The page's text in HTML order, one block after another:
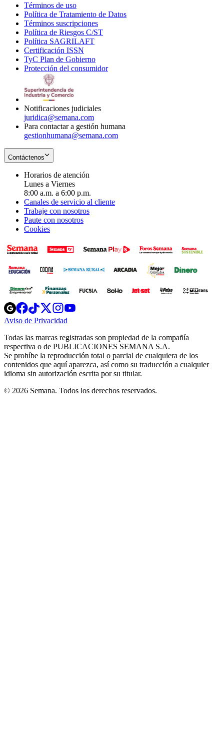
Términos de uso
in
new
window
Política de Tratamiento de Datos
Términos suscripciones
in
Política de Riesgos C/ST
Política SAGRILAFT
new
window
Certificación ISSN
in
new
TyC Plan de Gobierno
in
Protección del consumidorOpens
Notificaciones judiciales
juridica@semana.com
Para contactar a gestión humana
gestionhumana@semana.com
Contáctenos
Horarios de atención
Lunes a Viernes
8:00 a.m. a 6:00 p.m.
Canales de servicio al cliente
Trabaje con nosotros
Paute con nosotros
Cookies
Opens
in
new
Opens
in
new
Opens
in
new
window
Opens
new
windowwindow
Aviso de Privacidad
new
window
Todas las marcas registradas son propiedad de la compañía
respectiva o de PUBLICACIONES SEMANA S.A.
Se prohíbe la reproducción total o parcial de cualquiera de los
contenidos que aquí aparezca, así como su traducción a cualquier
idioma sin autorización escrita por su titular.
© 2026 Semana. Todos los derechos reservados.